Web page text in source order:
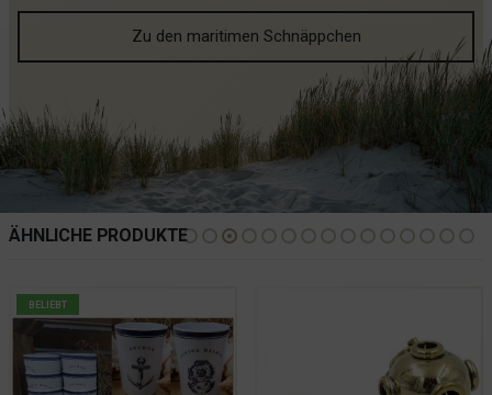
Zu den maritimen Schnäppchen
ÄHNLICHE PRODUKTE
BELIEBT